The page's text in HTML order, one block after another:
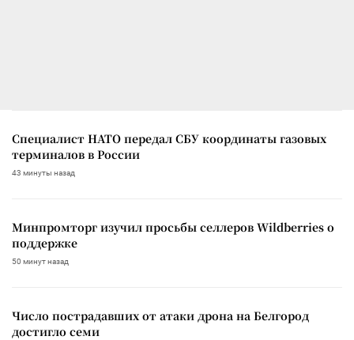
Специалист НАТО передал СБУ координаты газовых
терминалов в России
43 минуты назад
Минпромторг изучил просьбы селлеров Wildberries о
поддержке
50 минут назад
Число пострадавших от атаки дрона на Белгород
достигло семи